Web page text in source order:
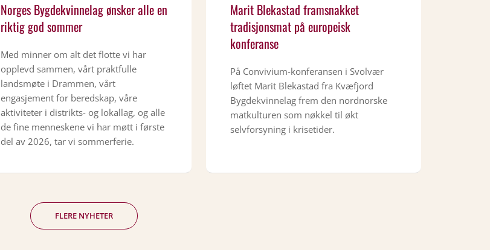
Norges Bygdekvinnelag ønsker alle en
riktig god sommer
Med minner om alt det flotte vi har
opplevd sammen, vårt praktfulle
landsmøte i Drammen, vårt
engasjement for beredskap, våre
aktiviteter i distrikts- og lokallag, og alle
de fine menneskene vi har møtt i første
del av 2026, tar vi sommerferie.
Marit Blekastad framsnakket
tradisjonsmat på europeisk
konferanse
På Convivium-konferansen i Svolvær
løftet Marit Blekastad fra Kvæfjord
Bygdekvinnelag frem den nordnorske
matkulturen som nøkkel til økt
selvforsyning i krisetider.
FLERE NYHETER